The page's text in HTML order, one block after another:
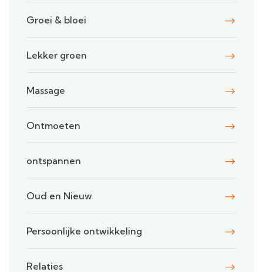
Groei & bloei
Lekker groen
Massage
Ontmoeten
ontspannen
Oud en Nieuw
Persoonlijke ontwikkeling
Relaties